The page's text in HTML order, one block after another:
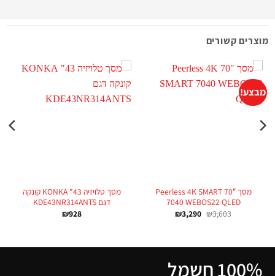
מוצרים קשורים
מבצע!
מסך 70″ Peerless 4K SMART
7040 WEBOS22 QLED
₪3,603
₪3,290
מסך טלויזיה 43" KONKA קונקה
דגם KDE43NR314ANTS
₪928
100% חשמל